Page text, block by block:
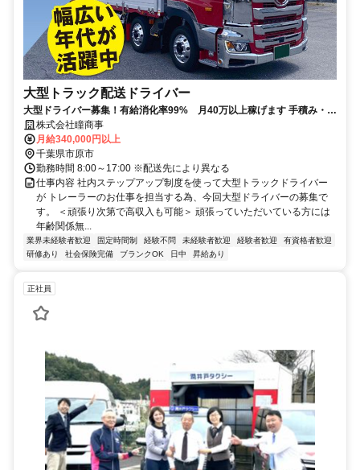
大型トラック配送ドライバー
大型ドライバー募集！有給消化率99% 月40万以上稼げます 手積み・手
降ろしなし！資格取得支援制度有
株式会社瞳商事
月給340,000円以上
千葉県市原市
勤務時間 8:00～17:00 ※配送先により異なる
仕事内容 社内ステップアップ制度を使って大型トラックドライバー
が トレーラーのお仕事を担当する為、今回大型ドライバーの募集で
す。 ＜頑張り次第で高収入も可能＞ 頑張っていただいている方には
年齢関係無...
業界未経験者歓迎 固定時間制 経験不問 未経験者歓迎 経験者歓迎
有資格者歓迎
研修あり
社会保険完備 ブランクOK 日中 昇給あり
正社員